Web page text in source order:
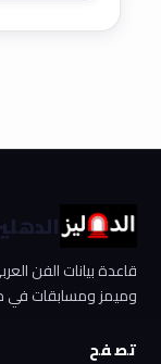
قاعدة بيانات الفن
وميمز ومسابقات في
تصفح